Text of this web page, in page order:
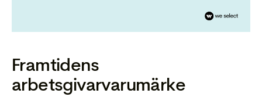
Framtidens
arbetsgivarvarumärke